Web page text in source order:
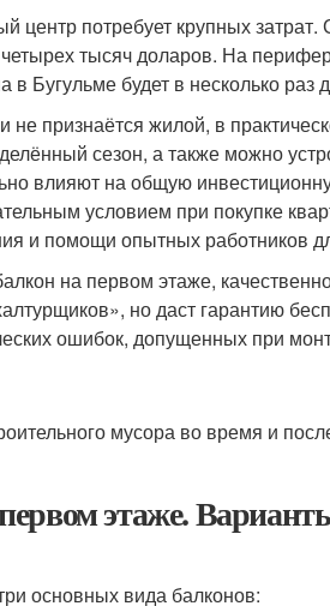
потребует крупных затрат.
тысяч доларов. На
Бугульме будет в несколько
признаётся жилой, в
сезон, а также можно
влияют на общую
условием при покупке
и помощи опытных работников
на первом этаже,
но даст гарантию
ошибок, допущенных при
мусора во время и
этаже.
основных вида балконов: